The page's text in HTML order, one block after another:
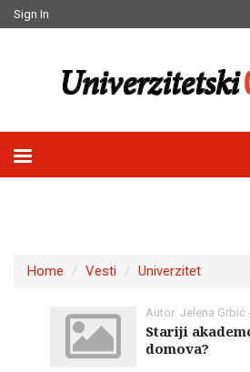
Sign In
Home Vesti Univerzitet
Autor: Jelena Grbić -
Stariji
domova?